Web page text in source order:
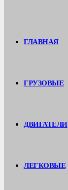
ГЛАВНАЯ
ГРУЗОВЫЕ
ДВИГАТЕЛИ
ЛЕГКОВЫЕ